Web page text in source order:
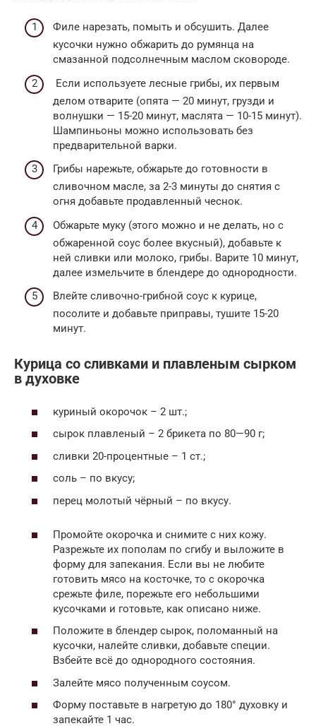
Филе нарезать, помыть и обсушить. Далее
кусочки нужно обжарить до румянца на
смазанной подсолнечным маслом сковороде.
Если используете лесные грибы, их первым
делом отварите (опята — 20 минут, грузди и
волнушки — 15-20 минут, маслята — 10-15 минут).
Шампиньоны можно использовать без
предварительной варки.
Грибы нарежьте, обжарьте до готовности в
сливочном масле, за 2-3 минуты до снятия с
огня добавьте продавленный чеснок.
Обжарьте муку (этого можно и не делать, но с
обжаренной соус более вкусный), добавьте к
ней сливки или молоко, грибы. Варите 10 минут,
далее измельчите в блендере до однородности.
Влейте сливочно-грибной соус к курице,
посолите и добавьте приправы, тушите 15-20
минут.
Курица со сливками и плавленым сырком
в духовке
куриный окорочок – 2 шт.;
сырок плавленый – 2 брикета по 80—90 г;
сливки 20-процентные – 1 ст.;
соль – по вкусу;
перец молотый чёрный – по вкусу.
Промойте окорочка и снимите с них кожу.
Разрежьте их пополам по сгибу и выложите в
форму для запекания. Если вы не любите
готовить мясо на косточке, то с окорочка
срежьте филе, порежьте его небольшими
кусочками и готовьте, как описано ниже.
Положите в блендер сырок, поломанный на
кусочки, налейте сливки, добавьте специи.
Взбейте всё до однородного состояния.
Залейте мясо полученным соусом.
Форму поставьте в нагретую до 180° духовку и
запекайте 1 час.